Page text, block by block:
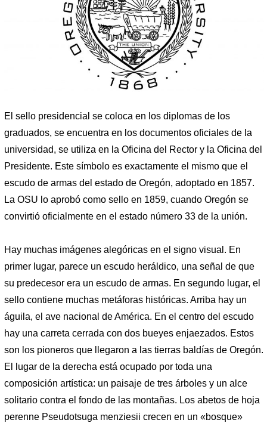
El sello presidencial se coloca en los diplomas de los
graduados, se encuentra en los documentos oficiales de la
universidad, se utiliza en la Oficina del Rector y la Oficina del
Presidente. Este símbolo es exactamente el mismo que el
escudo de armas del estado de Oregón, adoptado en 1857.
La OSU lo aprobó como sello en 1859, cuando Oregón se
convirtió oficialmente en el estado número 33 de la unión.
Hay muchas imágenes alegóricas en el signo visual. En
primer lugar, parece un escudo heráldico, una señal de que
su predecesor era un escudo de armas. En segundo lugar, el
sello contiene muchas metáforas históricas. Arriba hay un
águila, el ave nacional de América. En el centro del escudo
hay una carreta cerrada con dos bueyes enjaezados. Estos
son los pioneros que llegaron a las tierras baldías de Oregón.
El lugar de la derecha está ocupado por toda una
composición artística: un paisaje de tres árboles y un alce
solitario contra el fondo de las montañas. Los abetos de hoja
perenne Pseudotsuga menziesii crecen en un «bosque»